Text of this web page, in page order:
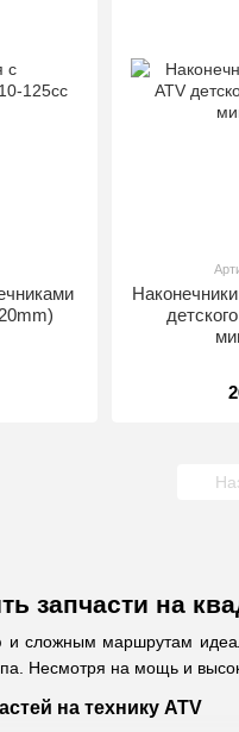
запчасти на
сложным маршрутам
Несмотря на мощь и
на технику ATV